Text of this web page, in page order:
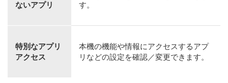
ないアプリ
す。
特別なアプリ
アクセス
本機の機能や情報にアクセスするアプ
リなどの設定を確認／変更できます。